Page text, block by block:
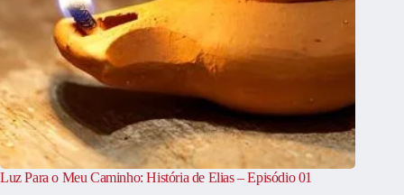
Luz Para o Meu Caminho: História de Elias – Episódio 01